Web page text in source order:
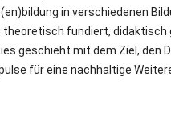
in verschiedenen
theoretisch fundiert,
geschieht mit dem Ziel, den
für eine nachhaltige